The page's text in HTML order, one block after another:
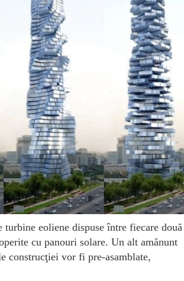
eoliene dispuse între fiecare două
cu panouri solare. Un alt amănunt
construcţiei vor fi pre-asamblate,